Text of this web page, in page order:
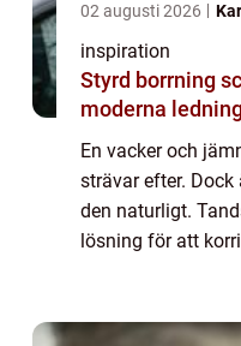
02 augusti 2026
inspiration
Styrd borrning schaktfri teknik för
moderna
En vacker och
strävar efter.
den naturligt.
lösning för att